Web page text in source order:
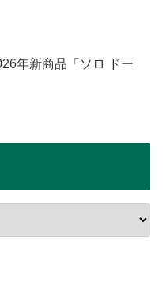
年新商品「ソロ ドー